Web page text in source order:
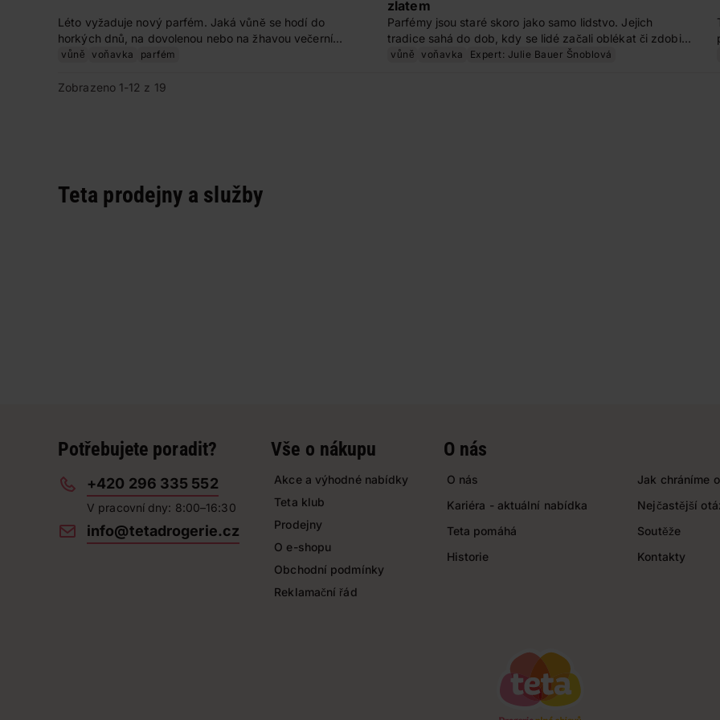
Léto vyžaduje nový parfém. Jaká vůně se hodí do
horkých dnů, na dovolenou nebo na žhavou večerní
party pod širým nebem? S našimi tipy vás úspěch
vůně voňavka parfém
zlatem
Parfémy jsou staré skoro jako samo lidstvo. Jejich
tradice sahá do dob, kdy se lidé začali oblékat či zdobit
ručně dělanými šperky. Kolébkou parfémů byla oblast
vůně voňavka Expert: Julie Bauer Šnoblová
Zobrazeno 1-12 z 19
Teta prodejny a služby
Potřebujete poradit?
+420 296 335 552
V pracovní dny: 8:00–16:30
info@tetadrogerie.cz
Vše o nákupu
Akce a výhodné nabídky
Teta klub
Prodejny
O e-shopu
Obchodní podmínky
Reklamační řád
O nás
O nás
Kariéra - aktuální nabídka
Teta pomáhá
Historie
Jak chráníme
Nejčastější
Soutěže
Kontakty